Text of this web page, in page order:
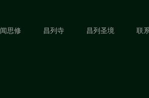
闻思修 昌列寺 昌列圣境 联